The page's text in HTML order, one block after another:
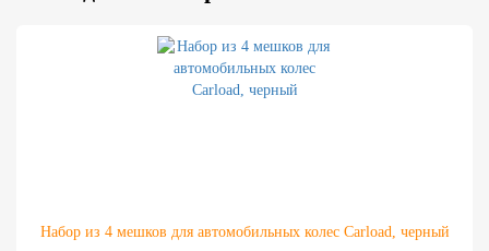
Набор из 4 мешков для автомобильных колес Carload, черный